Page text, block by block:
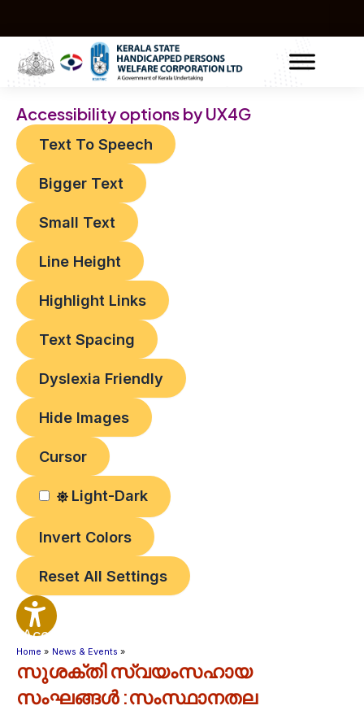
Accessibility options by UX4G
Text To Speech
Bigger Text
Small Text
Line Height
Highlight Links
Text Spacing
Dyslexia Friendly
Hide Images
Cursor
Light-Dark
Invert Colors
Reset All Settings
Accessibility
Options
Home News & Events
സുശക്തി സ്വയംസഹായ
സംഘങ്ങൾ :സംസ്ഥാനതല